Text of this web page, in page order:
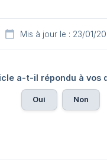
Mis à jour le : 23/01/
a-t-il répondu à vos
Oui Non